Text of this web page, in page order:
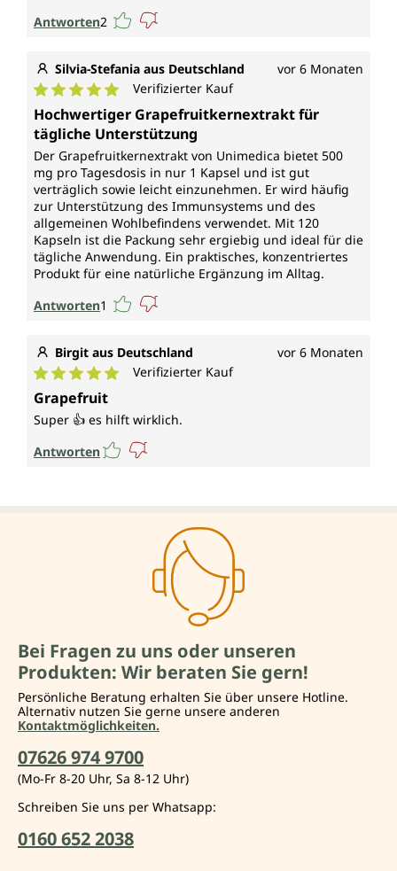
Antworten2
Silvia-Stefania aus Deutschland vor 6 Monaten
Durchschnittliche Bewertung von 5 von 5 Sternen
Verifizierter Kauf
Hochwertiger Grapefruitkernextrakt für
tägliche Unterstützung
Der Grapefruitkernextrakt von Unimedica bietet 500
mg pro Tagesdosis in nur 1 Kapsel und ist gut
verträglich sowie leicht einzunehmen. Er wird häufig
zur Unterstützung des Immunsystems und des
allgemeinen Wohlbefindens verwendet. Mit 120
Kapseln ist die Packung sehr ergiebig und ideal für die
tägliche Anwendung. Ein praktisches, konzentriertes
Produkt für eine natürliche Ergänzung im Alltag.
Antworten1
Birgit aus Deutschland vor 6 Monaten
Durchschnittliche Bewertung von 5 von 5 Sternen
Verifizierter Kauf
Grapefruit
Super 👍 es hilft wirklich.
Antworten
Bei Fragen zu uns oder unseren
Produkten: Wir beraten Sie gern!
Persönliche Beratung erhalten Sie über unsere Hotline.
Alternativ nutzen Sie gerne unsere anderen
Kontaktmöglichkeiten.
07626 974 9700
(Mo-Fr 8-20 Uhr, Sa 8-12 Uhr)
Schreiben Sie uns per Whatsapp:
0160 652 2038